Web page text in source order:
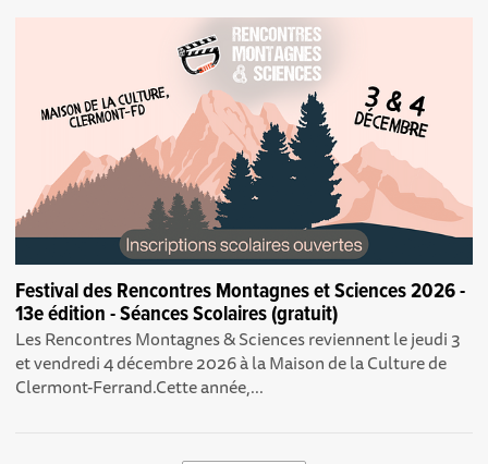
Festival des Rencontres Montagnes et Sciences 2026 -
13e édition - Séances Scolaires (gratuit)
Les Rencontres Montagnes & Sciences reviennent le jeudi 3
et vendredi 4 décembre 2026 à la Maison de la Culture de
Clermont-Ferrand.Cette année,...